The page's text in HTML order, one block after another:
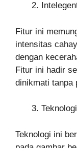
Fitur ini
intensitas
dengan
Fitur ini hadir
dinikmati tanpa
Teknologi ini